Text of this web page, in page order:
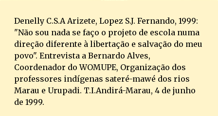
Denelly C.S.A Arizete, Lopez S.J. Fernando, 1999:
"Não sou nada se faço o projeto de escola numa
direção diferente à libertação e salvação do meu
povo". Entrevista a Bernardo Alves,
Coordenador do WOMUPE, Organização dos
professores indígenas sateré-mawé dos rios
Marau e Urupadi. T.I.Andirá-Marau, 4 de junho
de 1999.